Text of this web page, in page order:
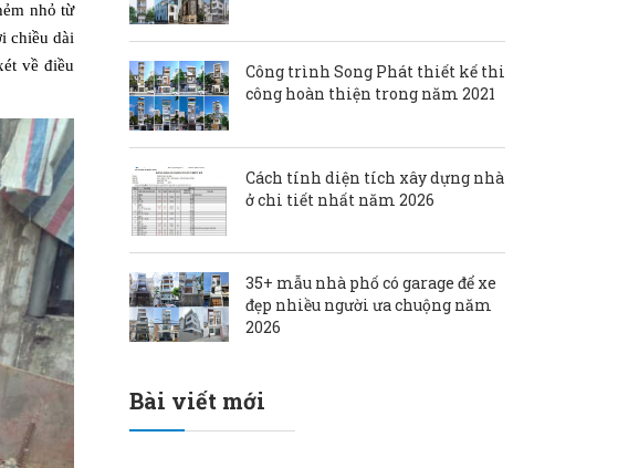
nhỏ từ
chiều dài
về điều
Công trình Song Phát thiết kế thi
công hoàn thiện trong năm 2021
Cách tính diện tích xây dựng nhà
ở chi tiết nhất năm 2026
35+ mẫu nhà phố có garage để xe
đẹp nhiều người ưa chuộng năm
2026
Bài viết mới